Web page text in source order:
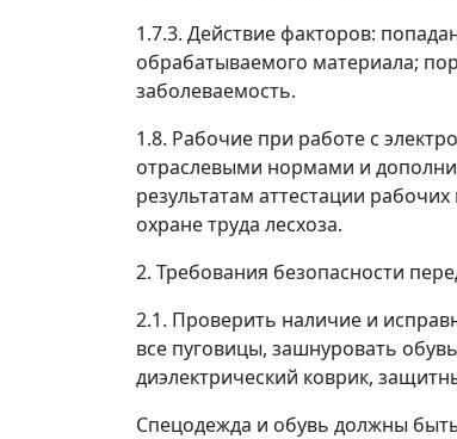
1.7.3. Действие факторов:
обрабатываемого материала;
заболеваемость.
1.8. Рабочие при работе с
отраслевыми нормами и
результатам аттестации
охране труда лесхоза.
2. Требования безопасности
2.1. Проверить наличие и
все пуговицы, зашнуровать
диэлектрический коврик,
Спецодежда и обувь должны